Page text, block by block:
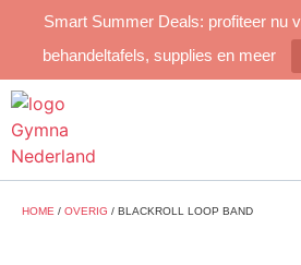
Smart Summer Deals: profiteer nu
behandeltafels, supplies en meer
HOME / OVERIG / BLACKROLL LOOP BAND